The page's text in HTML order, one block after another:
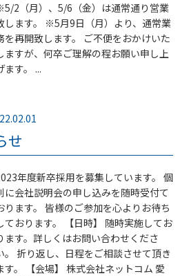
2（月）、5/6（金）は通常通り営業
します。 ※5月9日（月）より、通常業
を再開致します。 ご不便をおかけいた
ますが、何卒ご理解の程お願い申し上
ます。 ...
せ
年度新卒採用を募集しています。 個
に会社説明会の申し込みを随時受付て
ります。 皆様のご参加を心よりお待ち
ております。 【日時】 随時実施してお
ます。詳しくはお問い合わせくださ
。 折り返し、日程をご相談させて頂き
す。 【会場】 株式会社ネットコム 愛